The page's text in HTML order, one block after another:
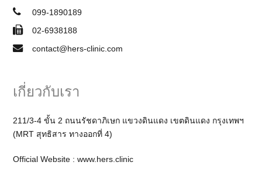
099-1890189
02-6938188
contact@hers-clinic.com
เกี่ยวกับเรา
211/3-4 ขั้น 2 ถนนรัชดาภิเษก แขวงดินแดง เขตดินแดง กรุงเทพฯ
(MRT สุทธิสาร ทางออกที่ 4)
Official Website :www.hers.clinic